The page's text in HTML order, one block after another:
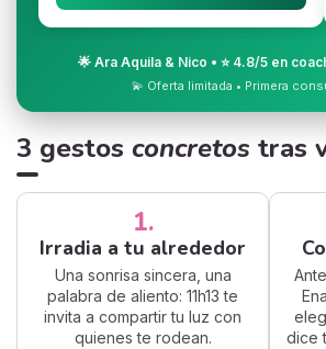
🌟 Ara Aquila & Nico • ⭐ 4.8/5 en
💫 Oferta limitada • Primera
3 gestos concretos tras
1.
Irradia a tu alrededor
Una sonrisa sincera, una
palabra de aliento: 11h13 te
invita a compartir tu luz con
quienes te rodean.
dice